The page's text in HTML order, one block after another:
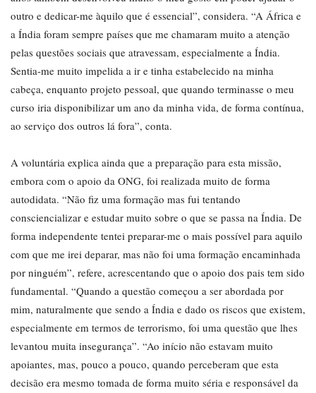
outro e dedicar-me àquilo que é essencial”, considera. “A África e
a Índia foram sempre países que me chamaram muito a atenção
pelas questões sociais que atravessam, especialmente a Índia.
Sentia-me muito impelida a ir e tinha estabelecido na minha
cabeça, enquanto projeto pessoal, que quando terminasse o meu
curso iria disponibilizar um ano da minha vida, de forma contínua,
ao serviço dos outros lá fora”, conta.
A voluntária explica ainda que a preparação para esta missão,
embora com o apoio da ONG, foi realizada muito de forma
autodidata. “Não fiz uma formação mas fui tentando
consciencializar e estudar muito sobre o que se passa na Índia. De
forma independente tentei preparar-me o mais possível para aquilo
com que me irei deparar, mas não foi uma formação encaminhada
por ninguém”, refere, acrescentando que o apoio dos pais tem sido
fundamental. “Quando a questão começou a ser abordada por
mim, naturalmente que sendo a Índia e dado os riscos que existem,
especialmente em termos de terrorismo, foi uma questão que lhes
levantou muita insegurança”. “Ao início não estavam muito
apoiantes, mas, pouco a pouco, quando perceberam que esta
decisão era mesmo tomada de forma muito séria e responsável da